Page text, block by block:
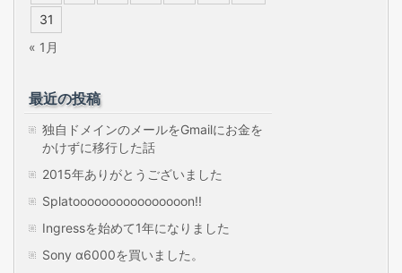
31
« 1月
最近の投稿
独自ドメインのメールをGmailにお金を
かけずに移行した話
2015年ありがとうございました
Splatoooooooooooooooon!!
Ingressを始めて1年になりました
Sony α6000を買いました。